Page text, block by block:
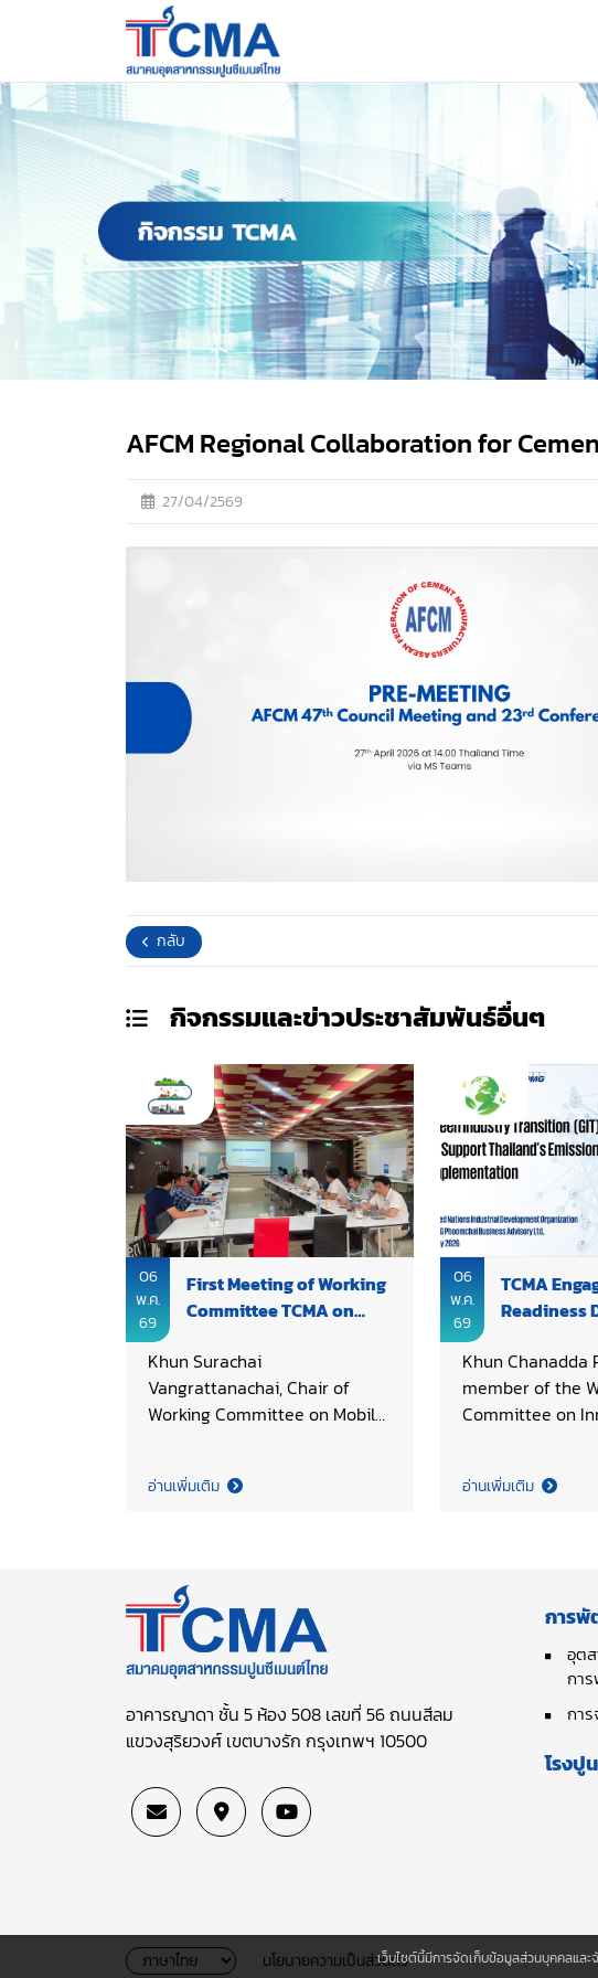
AFCM Regional Collaboration for
27/04/2569
กลับ
กิจกรรมและข่าวประชาสัมพันธ์อื่นๆ
06
พ.ค.
69
First Meeting of Working
Committee TCMA on
Unit
Khun Surachai
Vangrattanachai, Chair of
Working Committee on Mobile
Association (TCMA), led the
its strategic direction. The
meeting focused on the
concept and potential
applications of mobile carbon
capture technology as an
enabling solution for industrial
decarbonization, including
exchanged of views on
technical considerations,
feasibility assessments, and
This collaborative effort marks
an important step in
อ่านเพิ่มเติม
06
พ.ค.
69
TCMA
Readiness
Khun Chanadda
member of the
Committee on
(TCMA),
Reporting, and
(MRV), a key
Thailand’s
Trading Scheme
discussion is
roadmap study
development of
Development
and organized
อ่านเพิ่มเติม
อาคารญาดา ชั้น 5 ห้อง 508 เลขที่ 56 ถนนสีลม
แขวงสุริยวงศ์ เขตบางรัก กรุงเทพฯ 10500
การ
อุต
กา
กา
โรงปู
นโยบายความเป็นส่วนตัวเว็บไซต์นี้มีการจัดเก็บข้อมูลส่วนบุคคลแล